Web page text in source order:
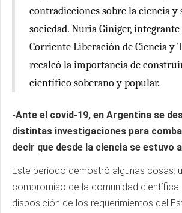
contradicciones sobre la ciencia y
sociedad. Nuria Giniger, integrante
Corriente Liberación de Ciencia y
recalcó la importancia de
científico soberano y popular.
-Ante el covid-19, en Argentina se
distintas investigaciones para
decir que desde la ciencia se estuvo
Este período demostró algunas cosas:
compromiso de la comunidad científica
disposición de los requerimientos del